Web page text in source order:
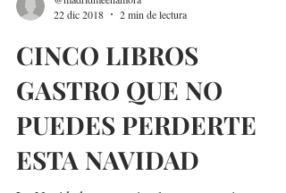
@madridmeenamora
22 dic 2018
2 min de lectura
CINCO LIBROS
GASTRO QUE NO